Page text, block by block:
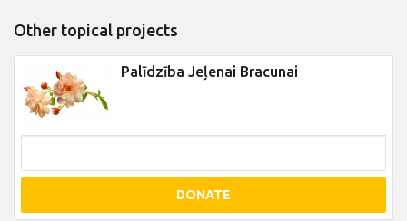
Other topical projects
Palīdzība Jeļenai Bracunai
DONATE